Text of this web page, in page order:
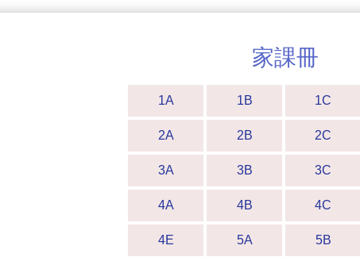
家課冊
1A 1B 1C
2A 2B 2C
3A 3B 3C
4A 4B 4C
4E 5A 5B